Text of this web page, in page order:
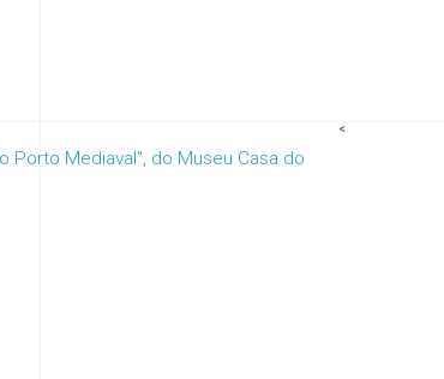
Mediaval", do Museu Casa do
<